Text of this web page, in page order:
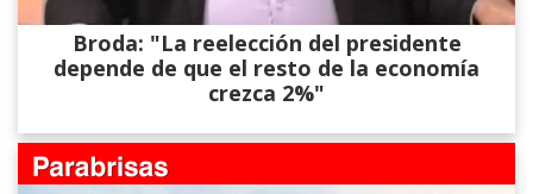
Broda: "La reelección del presidente
depende de que el resto de la economía
crezca 2%"